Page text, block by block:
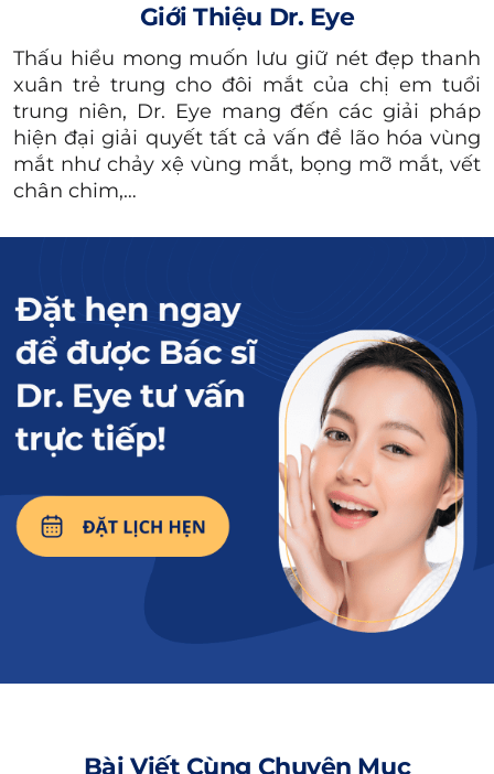
Có nhiều nguyên nhân khiến phun chân mày
bị đậm, cụ thể là:
Lông mày chưa bong mực:Thông thường
vùng chân mày cần khoảng 2 tuần để bong
vảy và hạ màu mực. Sau khi thực hiện phun
Địa chỉ thực hiện không uy tín:Các cơ sở
thẩm mỹ quảng bá phun xăm mày giá rẻ có
thể không có đủ trang thiết bị, máy móc
chuyên dụng để thực hiện thủ thuật. Điều
này khiến cho quá trình phun xăm không
chuẩn xác, làm cho màu mực bị đậm, kết
quả sau hoàn thành không ưng ý.
Mực xăm kém chất lượng: Các loại mực xăm
chất lượng thấp chứa nhiều kim loại nặng,
chất tạo màu, chất hoá học có thể bám lâu
xuống tông. Từ đó dẫn đến phun chân mày
gương mặt của bạn.
Giới Thiệu Dr. Eye
Thấu hiểu mong muốn lưu giữ nét đẹp thanh
xuân trẻ trung cho đôi mắt của chị em tuổi
trung niên, Dr. Eye mang đến các giải pháp
hiện đại giải quyết tất cả vấn đề lão hóa vùng
mắt như chảy xệ vùng mắt, bọng mỡ mắt, vết
chân chim,…
Bài Viết Cùng Chuyên Mục